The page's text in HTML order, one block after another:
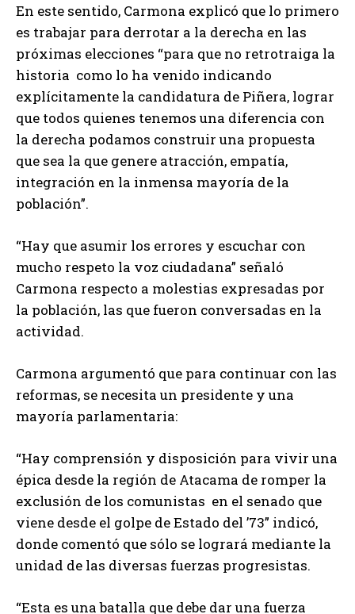
En este sentido, Carmona explicó que lo primero
es trabajar para derrotar a la derecha en las
próximas elecciones “para que no retrotraiga la
historia como lo ha venido indicando
explícitamente la candidatura de Piñera, lograr
que todos quienes tenemos una diferencia con
la derecha podamos construir una propuesta
que sea la que genere atracción, empatía,
integración en la inmensa mayoría de la
población”.
“Hay que asumir los errores y escuchar con
mucho respeto la voz ciudadana” señaló
Carmona respecto a molestias expresadas por
la población, las que fueron conversadas en la
actividad.
Carmona argumentó que para continuar con las
reformas, se necesita un presidente y una
mayoría parlamentaria:
“Hay comprensión y disposición para vivir una
épica desde la región de Atacama de romper la
exclusión de los comunistas en el senado que
viene desde el golpe de Estado del ’73” indicó,
donde comentó que sólo se logrará mediante la
unidad de las diversas fuerzas progresistas.
“Esta es una batalla que debe dar una fuerza